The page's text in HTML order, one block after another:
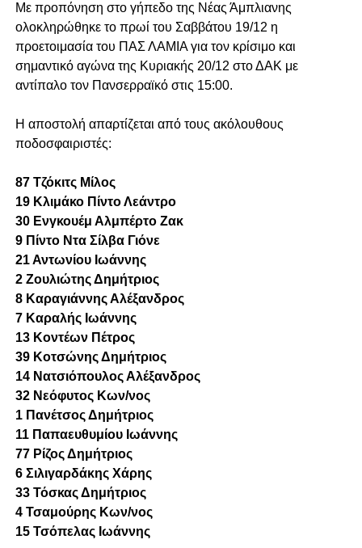
Με προπόνηση στο γήπεδο της Νέας Άμπλιανης
ολοκληρώθηκε το πρωί του Σαββάτου 19/12 η
προετοιμασία του ΠΑΣ ΛΑΜΙΑ για τον κρίσιμο και
σημαντικό αγώνα της Κυριακής 20/12 στο ΔΑΚ με
αντίπαλο τον Πανσερραϊκό στις 15:00.
Η αποστολή απαρτίζεται από τους ακόλουθους
ποδοσφαιριστές:
87 Τζόκιτς Μίλος
19 Κλιμάκο Πίντο Λεάντρο
30 Ενγκουέμ Αλμπέρτο Ζακ
9 Πίντο Ντα Σίλβα Γιόνε
21 Αντωνίου Ιωάννης
2 Ζουλιώτης Δημήτριος
8 Καραγιάννης Αλέξανδρος
7 Καραλής Ιωάννης
13 Κοντέων Πέτρος
39 Κοτσώνης Δημήτριος
14 Νατσιόπουλος Αλέξανδρος
32 Νεόφυτος Κων/νος
1 Πανέτσος Δημήτριος
11 Παπαευθυμίου Ιωάννης
77 Ρίζος Δημήτριος
6 Σιλιγαρδάκης Χάρης
33 Τόσκας Δημήτριος
4 Τσαμούρης Κων/νος
15 Τσόπελας Ιωάννης